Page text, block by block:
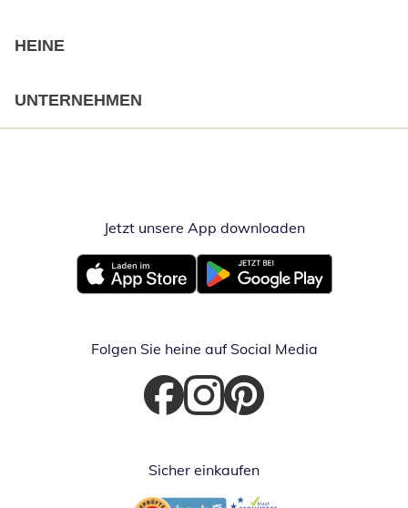
HEINE
UNTERNEHMEN
Jetzt unsere App downloadenÖffnet in
Öffnet in neuem FensterÖffnet in neuem Fenster
Folgen Sie heine auf Social Media
Öffnet in neuem Fenster
Öffnet in neuem Fenster
Öffnet in neuem Fenster
Sicher einkaufen